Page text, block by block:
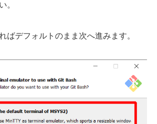
。
ばデフォルトのまま次へ進みます。